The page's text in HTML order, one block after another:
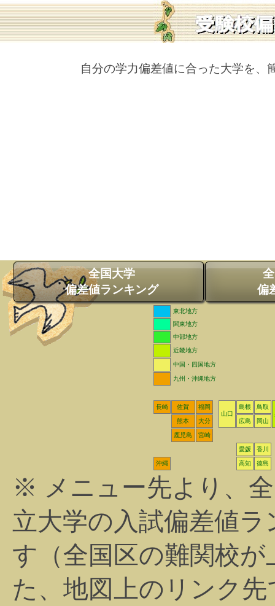
自分の学力偏差値に合った大学を、
全国大学
偏差値ランキング
偏
東北地方
関東地方
中部地方
近畿地方
中国・四国地方
九州・沖縄地方
長崎 佐賀
福岡
山口
島根
鳥取
熊本
大分 広島 岡山
鹿児島 宮崎
愛媛 香川
沖縄 高知 徳島
※ メニュー先より、
立大学の入試偏差値
す（全国区の難関校
た、地図上のリンク